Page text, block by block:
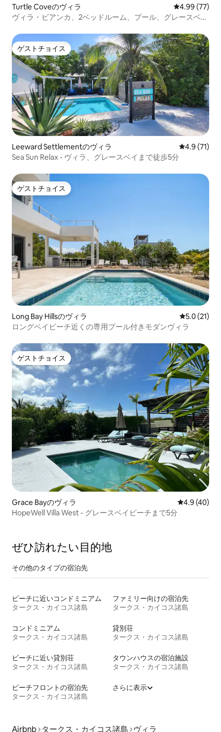
Turtle Coveのヴィラ レビュー77
4.99 (77)
ヴィラ・ビアンカ、2ベッドルーム、プール、グレースベイ
ゲストチョイス
ゲストチョイス
Leeward Settlementのヴィラ レビュー71
4.9 (71)
Sea Sun Relax - ヴィラ、グレースベイまで徒歩5分
ゲストチョイス
ゲストチョイス
Long Bay Hillsのヴィラ レビュー21
5.0 (21)
ロングベイビーチ近くの専用プール付きモダンヴィラ
ゲストチョイス
ゲストチョイス
Grace Bayのヴィラ レビュー40
4.9 (40)
HopeWell Villa West - グレースベイビーチまで5分
ぜひ訪⁠れ⁠た⁠い目⁠的⁠地
その他のタ⁠イ⁠プ⁠の宿⁠泊⁠先
ビーチに近いコンドミニアム
タークス・カイコス諸島
ファミリー向けの宿泊先
タークス・カイコス諸島
コンドミニアム
タークス・カイコス諸島
貸別荘
タークス・カイコス諸島
ビーチに近い貸別荘
タークス・カイコス諸島
タウンハウスの宿泊施設
タークス・カイコス諸島
ビーチフロントの宿泊先
タークス・カイコス諸島
さらに表示
Airbnb タークス・カイコス諸島 ヴィラ